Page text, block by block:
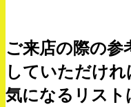
ご来店の際の参
していただけれ
気になるリスト